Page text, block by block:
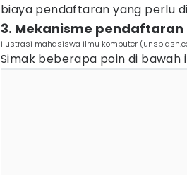
biaya pendaftaran yang perlu
3. Mekanisme pendaftaran
ilustrasi mahasiswa ilmu komputer
Simak beberapa poin di